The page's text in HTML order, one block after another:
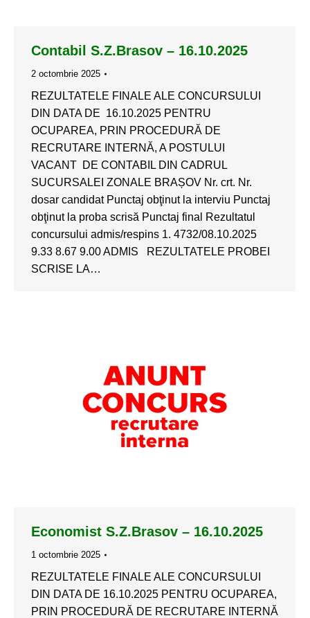
Contabil S.Z.Brasov – 16.10.2025
2 octombrie 2025
REZULTATELE FINALE ALE CONCURSULUI
DIN DATA DE 16.10.2025 PENTRU
OCUPAREA, PRIN PROCEDURĂ DE
RECRUTARE INTERNĂ, A POSTULUI
VACANT DE CONTABIL DIN CADRUL
SUCURSALEI ZONALE BRAȘOV Nr. crt. Nr.
dosar candidat Punctaj obţinut la interviu Punctaj
obţinut la proba scrisă Punctaj final Rezultatul
concursului admis/respins 1. 4732/08.10.2025
9.33 8.67 9.00 ADMIS REZULTATELE PROBEI
SCRISE LA…
Economist S.Z.Brasov – 16.10.2025
1 octombrie 2025
REZULTATELE FINALE ALE CONCURSULUI
DIN DATA DE 16.10.2025 PENTRU OCUPAREA,
PRIN PROCEDURĂ DE RECRUTARE INTERNĂ